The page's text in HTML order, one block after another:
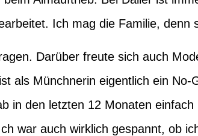
Ich mag die Familie, denn
Darüber freute sich auch
als Münchnerin eigentlich ein
in den letzten 12 Monaten
war auch wirklich gespannt, ob